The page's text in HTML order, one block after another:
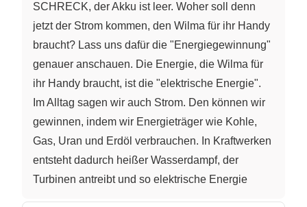
SCHRECK, der Akku ist leer. Woher soll denn
jetzt der Strom kommen, den Wilma für ihr Handy
braucht? Lass uns dafür die "Energiegewinnung"
genauer anschauen. Die Energie, die Wilma für
ihr Handy braucht, ist die "elektrische Energie".
Im Alltag sagen wir auch Strom. Den können wir
gewinnen, indem wir Energieträger wie Kohle,
Gas, Uran und Erdöl verbrauchen. In Kraftwerken
entsteht dadurch heißer Wasserdampf, der
Turbinen antreibt und so elektrische Energie
erzeugt. Energieträger zu verbrauchen ist jedoch